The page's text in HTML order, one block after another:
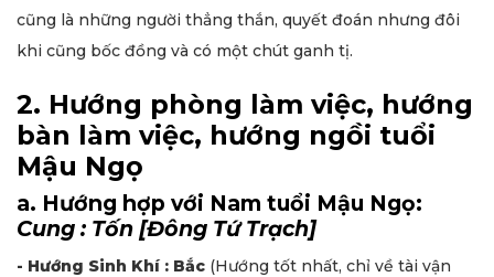
cũng là những người thẳng thắn, quyết đoán nhưng đôi
khi cũng bốc đồng và có một chút ganh tị.
2. Hướng phòng làm việc, hướng
bàn làm việc, hướng ngồi tuổi
Mậu Ngọ
a. Hướng hợp với Nam tuổi Mậu Ngọ:
Cung : Tốn [Đông Tứ Trạch]
- Hướng Sinh Khí : Bắc (Hướng tốt nhất, chỉ về tài vận